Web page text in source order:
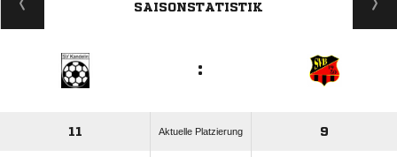
SAISONSTATISTIK
:
11 Aktuelle Platzierung 9